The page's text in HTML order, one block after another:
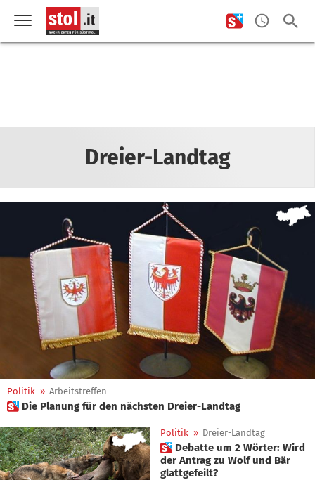
Dreier-Landtag
Politik » Arbeitstreffen
 Die Planung für den nächsten Dreier-Landtag
Politik » Dreier-Landtag
 Debatte um 2 Wörter: Wird
der Antrag zu Wolf und Bär
glattgefeilt?